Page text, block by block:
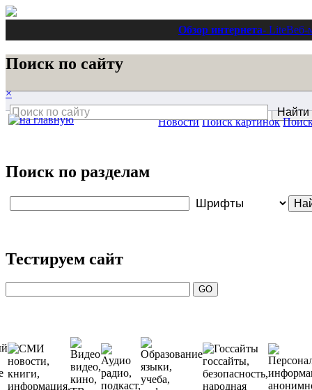
Обзор интернета- LiteВеб-
Поиск по сайту
×
Поиск по разделам
Тестируем сайт
Новости Поиск картинок